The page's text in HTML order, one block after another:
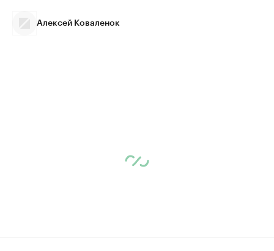
Алексей Коваленок